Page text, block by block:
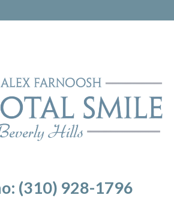
(310) 928-1796